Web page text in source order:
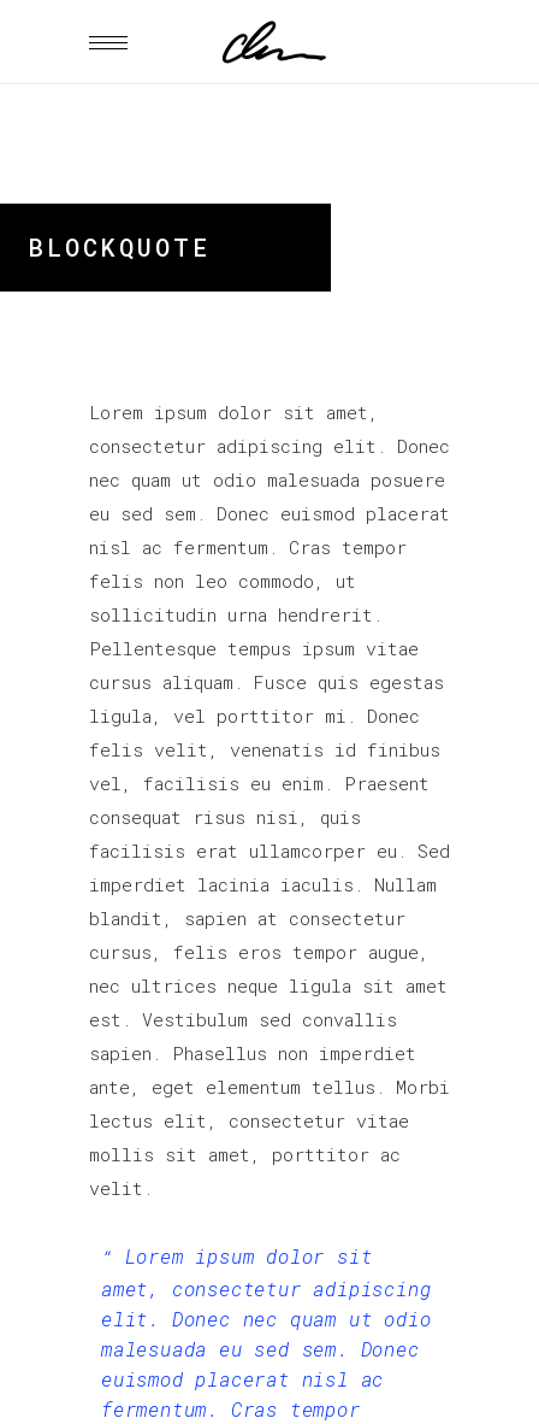
BLOCKQUOTE
Lorem ipsum dolor sit amet,
consectetur adipiscing elit. Donec
nec quam ut odio malesuada posuere
eu sed sem. Donec euismod placerat
nisl ac fermentum. Cras tempor
felis non leo commodo, ut
sollicitudin urna hendrerit.
Pellentesque tempus ipsum vitae
cursus aliquam. Fusce quis egestas
ligula, vel porttitor mi. Donec
felis velit, venenatis id finibus
vel, facilisis eu enim. Praesent
consequat risus nisi, quis
facilisis erat ullamcorper eu. Sed
imperdiet lacinia iaculis. Nullam
blandit, sapien at consectetur
cursus, felis eros tempor augue,
nec ultrices neque ligula sit amet
est. Vestibulum sed convallis
sapien. Phasellus non imperdiet
ante, eget elementum tellus. Morbi
lectus elit, consectetur vitae
mollis sit amet, porttitor ac
velit.
Lorem ipsum dolor sit
amet, consectetur adipiscing
elit. Donec nec quam ut odio
malesuada eu sed sem. Donec
euismod placerat nisl ac
fermentum. Cras tempor